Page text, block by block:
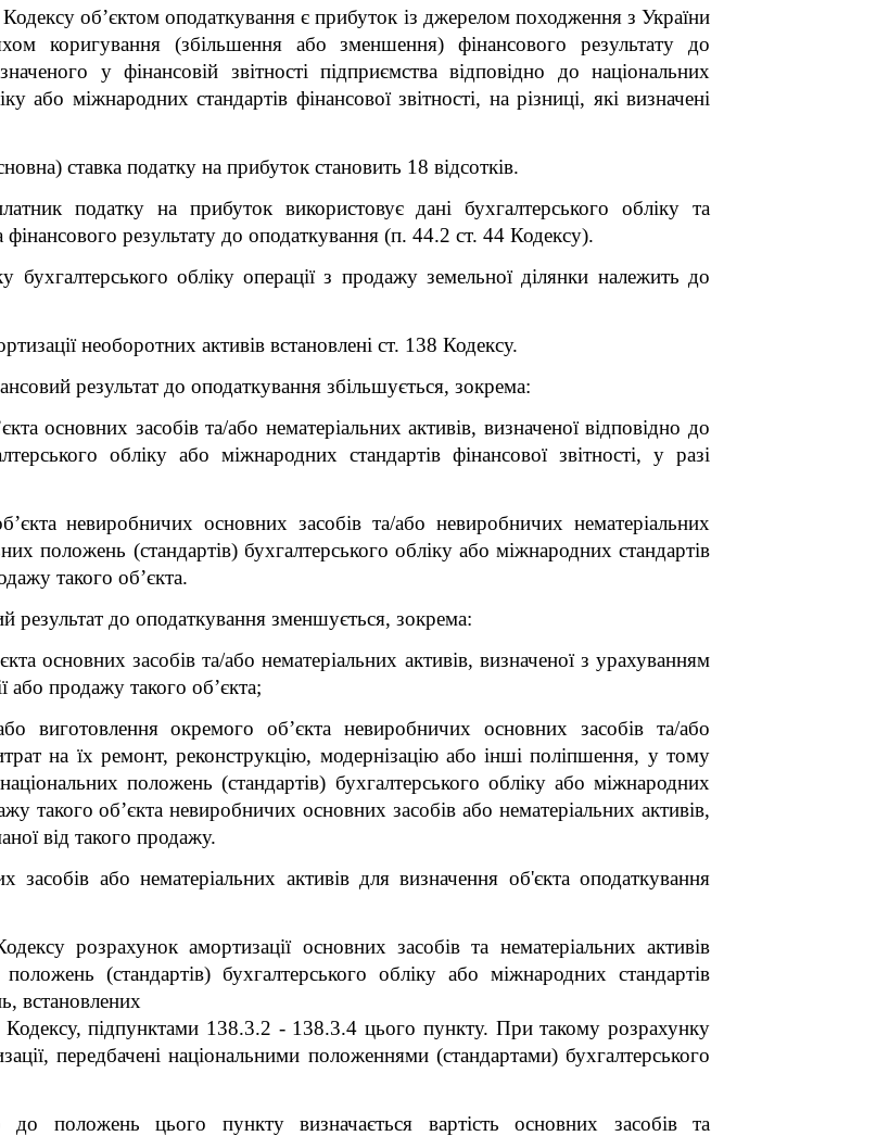
об’єктом оподаткування є прибуток із джерелом походження з України
коригування (збільшення або зменшення) фінансового результату до
у фінансовій звітності підприємства відповідно до національних
або міжнародних стандартів фінансової звітності, на різниці, які визначені
ставка податку на прибуток становить 18 відсотків.
податку на прибуток використовує дані бухгалтерського обліку та
фінансового результату до оподаткування (п. 44.2 ст. 44 Кодексу).
обліку операції з продажу земельної ділянки належить до
необоротних активів встановлені ст. 138 Кодексу.
результат до оподаткування збільшується, зокрема:
основних засобів та/або нематеріальних активів, визначеної відповідно до
обліку або міжнародних стандартів фінансової звітності, у разі
невиробничих основних засобів та/або невиробничих нематеріальних
положень (стандартів) бухгалтерського обліку або міжнародних стандартів
такого об’єкта.
результат до оподаткування зменшується, зокрема:
основних засобів та/або нематеріальних активів, визначеної з урахуванням
або продажу такого об’єкта;
виготовлення окремого об’єкта невиробничих основних засобів та/або
на їх ремонт, реконструкцію, модернізацію або інші поліпшення, у тому
положень (стандартів) бухгалтерського обліку або міжнародних
такого об’єкта невиробничих основних засобів або нематеріальних активів,
від такого продажу.
засобів або нематеріальних активів для визначення об'єкта оподаткування
розрахунок амортизації основних засобів та нематеріальних активів
(стандартів) бухгалтерського обліку або міжнародних стандартів
встановлених
підпунктами 138.3.2 - 138.3.4 цього пункту. При такому розрахунку
передбачені національними положеннями (стандартами) бухгалтерського
до положень цього пункту визначається вартість основних засобів та